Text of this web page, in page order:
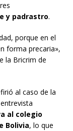
y padrastro.
porque en el
forma precaria»,
la Bricrim de
al caso de la
al colegio
Bolivia, lo que